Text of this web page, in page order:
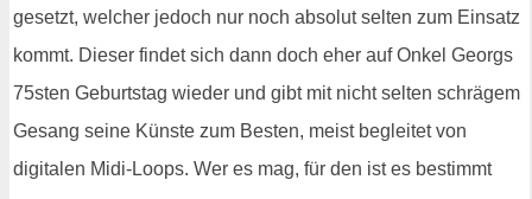
gesetzt, welcher jedoch nur noch absolut selten zum Einsatz
kommt. Dieser findet sich dann doch eher auf Onkel Georgs
75sten Geburtstag wieder und gibt mit nicht selten schrägem
Gesang seine Künste zum Besten, meist begleitet von
digitalen Midi-Loops. Wer es mag, für den ist es bestimmt